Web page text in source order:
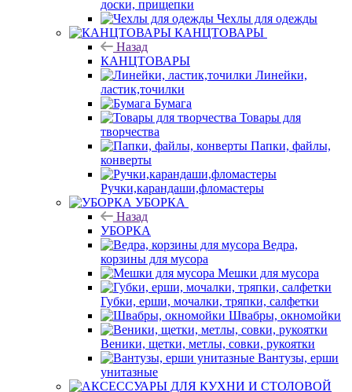
доски, прищепки
Чехлы для одежды
КАНЦТОВАРЫ
Назад
КАНЦТОВАРЫ
Линейки,
ластик,точилки
Бумага
Товары для
творчества
Папки, файлы,
конверты
Ручки,карандаши,фломастеры
УБОРКА
Назад
УБОРКА
Ведра,
корзины для мусора
Мешки для мусора
Губки, ерши, мочалки, тряпки, салфетки
Швабры, окномойки
Веники, щетки, метлы, совки, рукоятки
Вантузы, ерши
унитазные